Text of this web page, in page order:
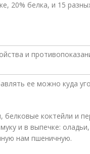
20% белка, и 15
ее можно куда
коктейли и
и в выпечке:
нам пшеничную.